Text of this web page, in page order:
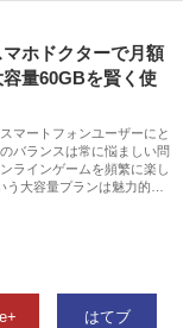
ホドクターで月額
量60GBを賢く使
マートフォンユーザーにと
バランスは常に悩ましい問
ラインゲームを頻繁に楽し
う大容量プランは魅力的…
はてブ